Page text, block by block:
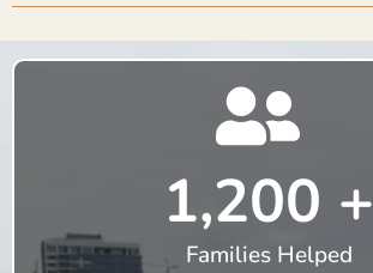
1,200 +
Families Helped